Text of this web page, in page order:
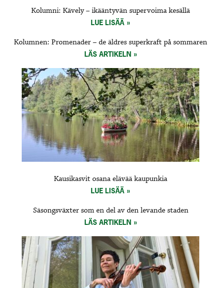
Kolumni: Kävely – ikääntyvän supervoima kesällä
LUE LISÄÄ
Kolumnen: Promenader – de äldres superkraft på sommaren
LÄS ARTIKELN
Kausikasvit osana elävää kaupunkia
LUE LISÄÄ
Säsongsväxter som en del av den levande staden
LÄS ARTIKELN